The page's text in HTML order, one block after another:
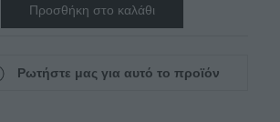
Προσθήκη στο καλάθι
Ρωτήστε μας για αυτό το προϊόν